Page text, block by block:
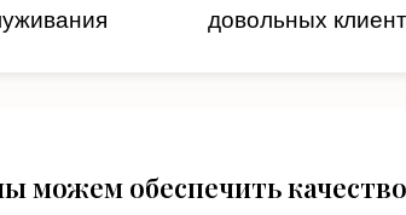
довольных
можем обеспечить